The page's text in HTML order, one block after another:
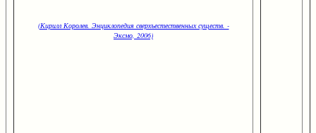
(Кирилл Королев. Энциклопедия сверхъестественных существ. -
Эксмо, 2006)